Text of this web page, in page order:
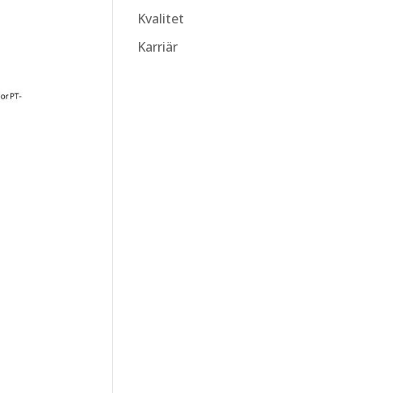
Kvalitet
Karriär